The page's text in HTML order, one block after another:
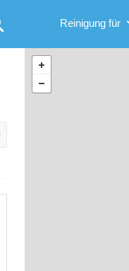
Reinigung für